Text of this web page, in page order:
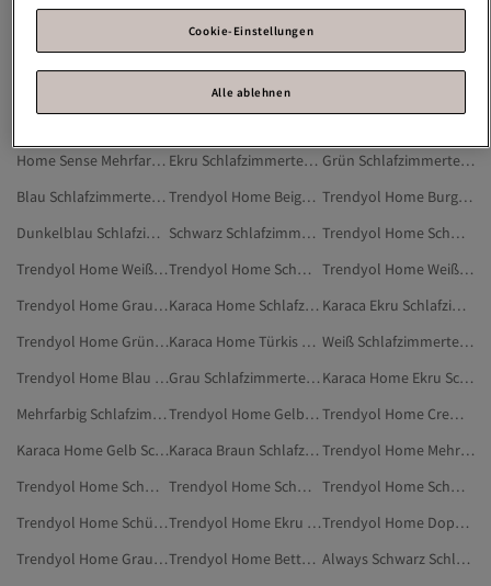
Trendyol Home Orange Schlafzimmertextilien
Karaca Home Schwarz Schlafzimmertextilien
Trendyol Home Ekru Wohnzimmertextilien
Trendyol Home Rosa Schlafzimmertextilien
Trendyol Home Schwarz Küchentextilien
Beige Schlafzimmertextilien
Home Sense Mehrfarbig Schlafzimmertextilien
Ekru Schlafzimmertextilien
Grün Schlafzimmertextilien
Blau Schlafzimmertextilien
Trendyol Home Beige Bettwäsche-Set
Trendyol Home Burgundrot Schlafzimmertextilien
Dunkelblau Schlafzimmertextilien
Schwarz Schlafzimmertextilien
Trendyol Home Schwarz Bettwäsche-Sets Für Doppelbetten
Trendyol Home Weiß Bettwäsche-Set
Trendyol Home Schwarz Badezimmer
Trendyol Home Weiß Bettlaken-Sets
Trendyol Home Grau Bettwäsche-Set
Karaca Home Schlafzimmertextilien
Karaca Ekru Schlafzimmertextilien
Trendyol Home Grün Bettwäsche-Set
Karaca Home Türkis Schlafzimmertextilien
Weiß Schlafzimmertextilien
Trendyol Home Blau Bettwäsche-Set
Grau Schlafzimmertextilien
Karaca Home Ekru Schlafzimmertextilien
Mehrfarbig Schlafzimmertextilien
Trendyol Home Gelb Bettwäsche-Set
Trendyol Home Cremefarben Heimtextilien
Karaca Home Gelb Schlafzimmertextilien
Karaca Braun Schlafzimmertextilien
Trendyol Home Mehrfarbig Bettwäsche-Set
Trendyol Home Schwarz Badezimmersets
Trendyol Home Schwarz Bettlaken-Sets Für Doppelbetten
Trendyol Home Schwarz Bettbezug-Sets Für Einzelbetten
Trendyol Home Schüsseln
Trendyol Home Ekru Heimtextilien
Trendyol Home Doppelbettdecken-Sets
Trendyol Home Grau Bettlaken-Sets
Trendyol Home Bettwäsche-Sets Für Doppelbetten
Always Schwarz Schlafzimmertextilien
Cookie-Einstellungen
Alle ablehnen